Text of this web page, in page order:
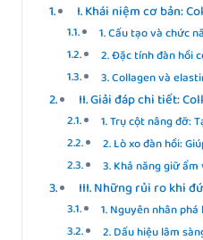
I. Khái niệm cơ bản:
1. Cấu tạo và chức
2. Đặc tính đàn hồi
3. Collagen và
II. Giải đáp chi tiết:
1. Trụ cột nâng đỡ:
2. Lò xo đàn hồi:
3. Khả năng giữ
III. Những rủi ro khi
1. Nguyên nhân
2. Dấu hiệu lâm